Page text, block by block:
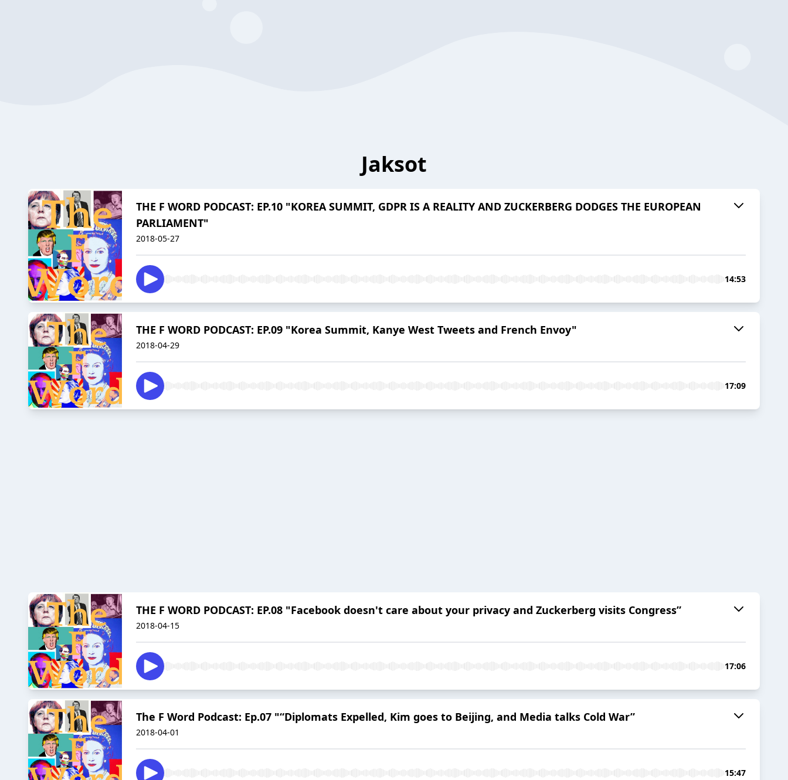
Jaksot
THE F WORD PODCAST: EP.10 "KOREA SUMMIT, GDPR IS A REALITY AND ZUCKERBERG DODGES THE EUROPEAN
PARLIAMENT"
2018-05-27
14:53
THE F WORD PODCAST: EP.09 "Korea Summit, Kanye West Tweets and French Envoy"
2018-04-29
17:09
THE F WORD PODCAST: EP.08 "Facebook doesn't care about your privacy and Zuckerberg visits Congress”
2018-04-15
17:06
The F Word Podcast: Ep.07 "“Diplomats Expelled, Kim goes to Beijing, and Media talks Cold War”
2018-04-01
15:47